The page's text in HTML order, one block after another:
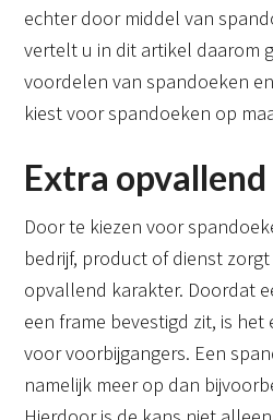
echter door middel van
vertelt u in dit artikel daarom
voordelen van spandoeken
kiest voor spandoeken op
Extra opvallend
Door te kiezen voor
bedrijf, product of dienst
opvallend karakter. Doordat
een frame bevestigd zit, is
voor voorbijgangers. Een
namelijk meer op dan